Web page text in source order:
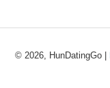
© 2026, HunDatingGo |